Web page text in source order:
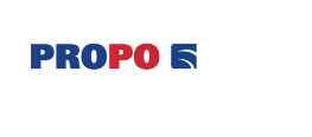
pääsisältöön
alatunnisteeseen